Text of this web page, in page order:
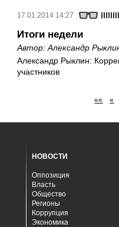
17.01.2014 14:27
Итоги недели
Автор: Александр
Александр Рыклин:
участников
«« «
НОВОСТИ
Оппозиция
Власть
Общество
Регионы
Коррупция
Экономика